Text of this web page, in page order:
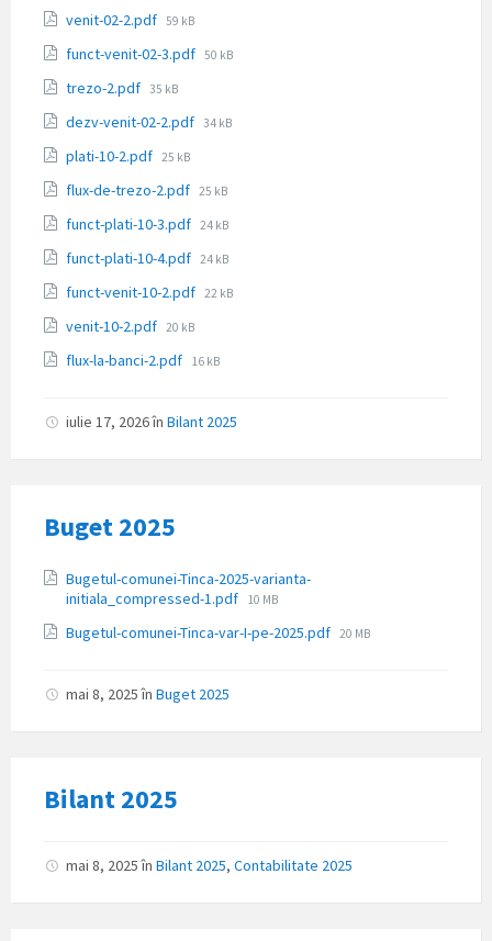
venit-02-2.pdf Dimensiune
59 kB
funct-venit-02-3.pdf Dimensiune
50 kB
trezo-2.pdf Dimensiune
35 kB
dezv-venit-02-2.pdf Dimensiune
34 kB
plati-10-2.pdf Dimensiune
25 kB
flux-de-trezo-2.pdf Dimensiune
25 kB
funct-plati-10-3.pdf Dimensiune
24 kB
funct-plati-10-4.pdf Dimensiune
24 kB
funct-venit-10-2.pdf Dimensiune
22 kB
venit-10-2.pdf Dimensiune
20 kB
flux-la-banci-2.pdf Dimensiune
16 kB
iulie 17, 2026în Bilant 2025
Buget 2025
Atașamente
Bugetul-comunei-Tinca-2025-varianta-
initiala_compressed-1.pdf Dimensiune
10 MB
Bugetul-comunei-Tinca-var-I-pe-2025.pdf Dimensiune
20 MB
mai 8, 2025în Buget 2025
Bilant 2025
mai 8, 2025în Bilant 2025, Contabilitate 2025